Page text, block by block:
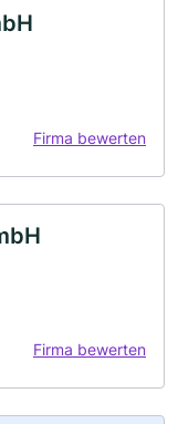
Firma bewerten
Firma bewerten